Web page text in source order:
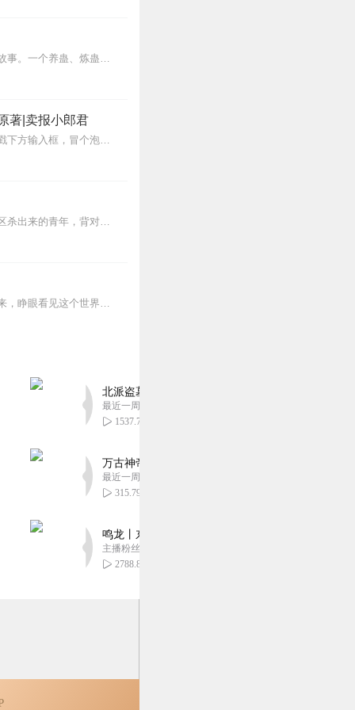
内容简介【黑暗文反派流封神之作】人是万物之灵，蛊是天地真精。一个穿越者不断重生的故事。一个养蛊、炼蛊、用蛊的奇特世界。配音组（男角色）老宝玉旁白...
著|卖报小郎君
【冒泡有奖】听说杨千幻那厮要与我一较高下，我许七安要开始装叉了！快进入声音播放页戳下方输入框，冒个泡偷偷告诉我，我要用哪些诗词才能胜过他？说得好的，有赏！202...
【内容简介】灾变过后，大地满目疮痍。粮食匮乏，资源紧俏，局势混乱……一位从待规划区杀出来的青年，背对着漫天黄沙，孤身来到九区谋生，却不曾想偶然结识三五好友，一念...
蒸汽与机械的浪潮中，谁能触及非凡？历史和黑暗的迷雾里，又是谁在耳语？我从诡秘中醒来，睁眼看见这个世界：枪械，大炮，巨舰，飞空艇，差分机；魔药，占卜，诅咒，倒吊人...
北派盗墓笔记丨头陀渊出品丨悬疑灵异丨摸金校尉
最近一周更新
1537.70万
万古神帝丨玄幻丨热血丨紫襟团队演播丨多人有声
最近一周更新
315.79万
鸣龙丨东方玄幻丨紫襟团队丨轻松搞笑丨多人有声
主播粉丝2836万
2788.88万